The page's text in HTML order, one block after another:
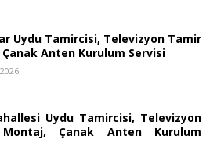
Uydu Tamircisi, Televizyon Tamir
Anten Kurulum Servisi
Uydu Tamircisi, Televizyon
Çanak Anten Kurulum